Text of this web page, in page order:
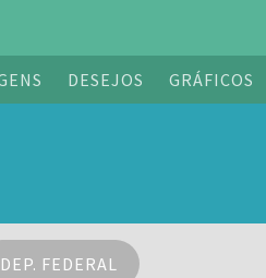
DESEJOS GRÁFICOS
DEP. FEDERAL